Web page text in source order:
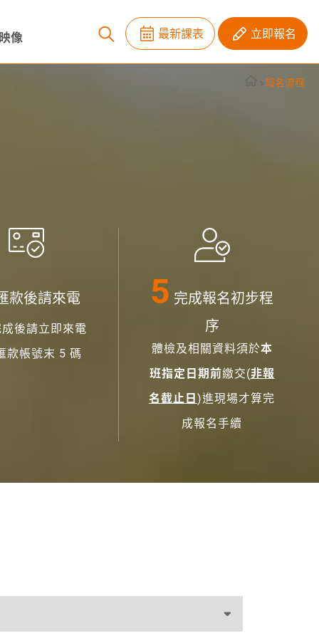
像 最新課表 立即報名
報名流程
款後請來電
後請立即來電
款帳號末 5 碼
完成報名初步程
序
體檢及相關資料須於本
班指定日期前繳交(非報
名截止日)進現場才算完
成報名手續